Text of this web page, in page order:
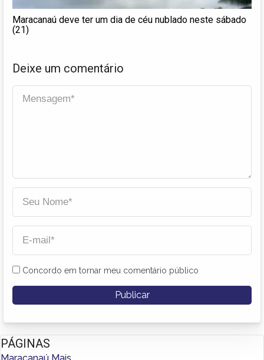
Maracanaú deve ter um dia de céu nublado neste sábado
(21)
Deixe um comentário
Concordo em tornar meu comentário público
PÁGINAS